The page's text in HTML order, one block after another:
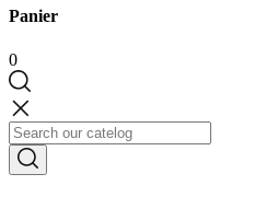
Panier
0